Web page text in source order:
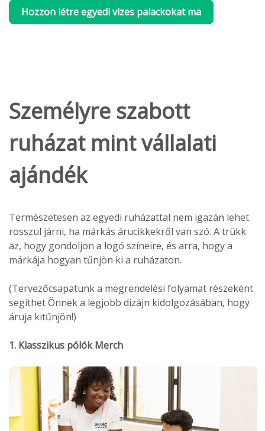
Hozzon létre egyedi vizes palackokat ma
Személyre szabott
ruházat mint vállalati
ajándék
Természetesen az egyedi ruházattal nem igazán lehet
rosszul járni, ha márkás árucikkekről van szó. A trükk
az, hogy gondoljon a logó színeire, és arra, hogy a
márkája hogyan tűnjön ki a ruházaton.
(Tervezőcsapatunk a megrendelési folyamat részeként
segíthet Önnek a legjobb dizájn kidolgozásában, hogy
áruja kitűnjön!)
1. Klasszikus pólók Merch